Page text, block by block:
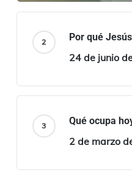
Por qué
24 de junio
Qué ocupa
2 de marzo